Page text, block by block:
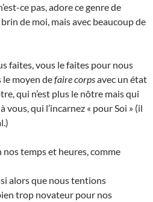
ce pas, adore ce genre de
de moi, mais avec beaucoup de
faites, vous le faites pour nous
le moyen defaire corpsavec un état
qui n’est plus le nôtre mais qui
vous, qui l’incarnez « pour Soi » (il
nos temps et heures, comme
alors que nous tentions
trop novateur pour nos